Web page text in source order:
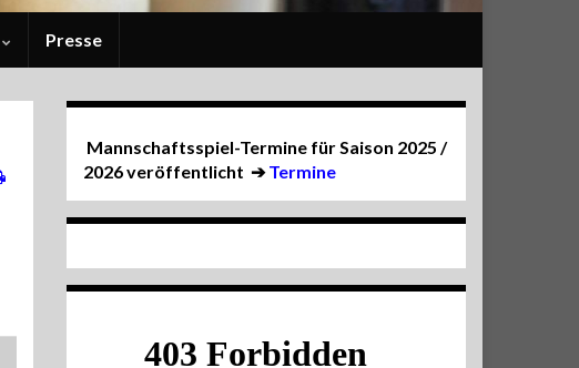
Presse
Mannschaftsspiel-Termine für Saison 2025 /
2026 veröffentlicht ➔Termine